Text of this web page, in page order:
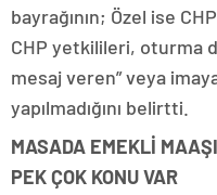
bayrağının; Özel ise
CHP yetkilileri, oturma
mesaj veren” veya
yapılmadığını belirtti.
MASADA EMEKLİ
PEK ÇOK KONU VAR